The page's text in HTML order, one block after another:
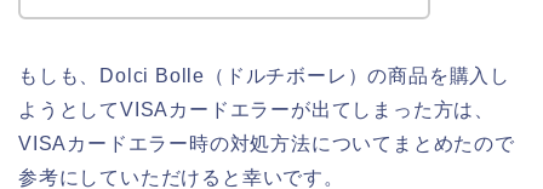
もしも、Dolci Bolle（ドルチボーレ）の商品を購入し
ようとしてVISAカードエラーが出てしまった方は、
VISAカードエラー時の対処方法についてまとめたので
参考にしていただけると幸いです。